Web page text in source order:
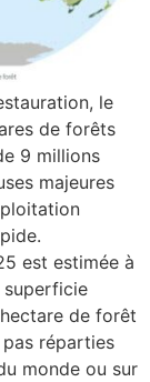
le
de forêts
9 millions
majeures
est estimée à
superficie
de forêt
réparties
monde ou sur